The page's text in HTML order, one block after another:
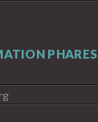
PHARES